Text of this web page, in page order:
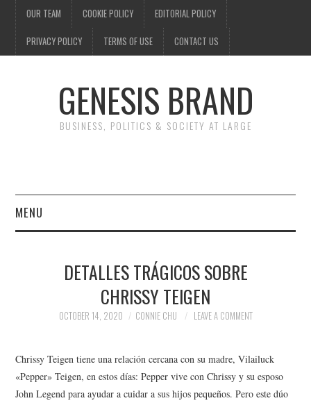
OUR TEAM COOKIE POLICY EDITORIAL POLICY
PRIVACY POLICY TERMS OF USE CONTACT US
GENESIS BRAND
BUSINESS, POLITICS & SOCIETY AT LARGE
MENU
FINANCE
POLITICS
SOCIETY
DETALLES TRÁGICOS SOBRE
CHRISSY TEIGEN
OCTOBER 14, 2020 CONNIE CHU LEAVE A COMMENT
Chrissy Teigen tiene una relación cercana con su madre, Vilailuck
«Pepper» Teigen, en estos días: Pepper vive con Chrissy y su esposo
John Legend para ayudar a cuidar a sus hijos pequeños. Pero este dúo